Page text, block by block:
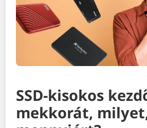
SSD-kisokos
mekkorát,